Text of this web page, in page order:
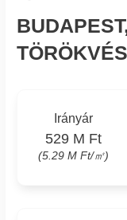
Irányár
529 M Ft
(5.29 M Ft/㎡)